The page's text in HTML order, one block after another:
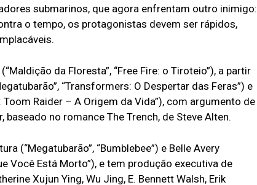
submarinos, que agora enfrentam outro inimigo:
o tempo, os protagonistas devem ser rápidos,
da Floresta”, “Free Fire: o Tiroteio”), a partir
“Transformers: O Despertar das Feras”) e
Toom Raider – A Origem da Vida”), com argumento de
baseado no romance The Trench, de Steve Alten.
(“Megatubarão”, “Bumblebee”) e Belle Avery
Você Está Morto”), e tem produção executiva de
Xujun Ying, Wu Jing, E. Bennett Walsh, Erik